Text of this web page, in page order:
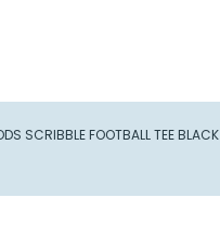
SCRIBBLE FOOTBALL TEE BLACK